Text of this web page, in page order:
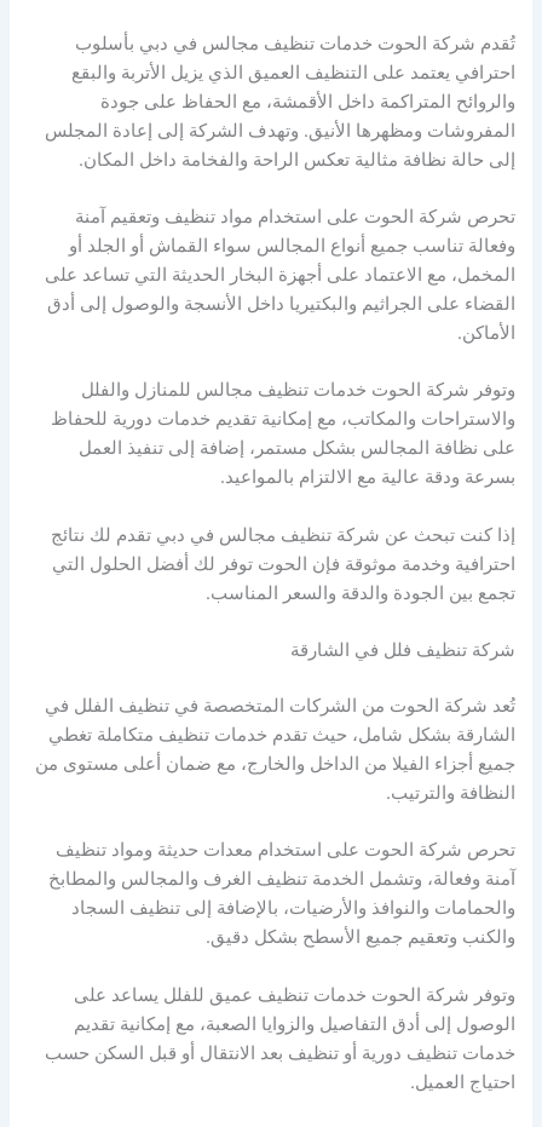
تُقدم شركة الحوت خدمات تنظيف مجالس في دبي بأسلوب
احترافي يعتمد على التنظيف العميق الذي يزيل الأتربة والبقع
والروائح المتراكمة داخل الأقمشة، مع الحفاظ على جودة
المفروشات ومظهرها الأنيق. وتهدف الشركة إلى إعادة المجلس
إلى حالة نظافة مثالية تعكس الراحة والفخامة داخل المكان.
تحرص شركة الحوت على استخدام مواد تنظيف وتعقيم آمنة
وفعالة تناسب جميع أنواع المجالس سواء القماش أو الجلد أو
المخمل، مع الاعتماد على أجهزة البخار الحديثة التي تساعد على
القضاء على الجراثيم والبكتيريا داخل الأنسجة والوصول إلى أدق
الأماكن.
وتوفر شركة الحوت خدمات تنظيف مجالس للمنازل والفلل
والاستراحات والمكاتب، مع إمكانية تقديم خدمات دورية للحفاظ
على نظافة المجالس بشكل مستمر، إضافة إلى تنفيذ العمل
بسرعة ودقة عالية مع الالتزام بالمواعيد.
إذا كنت تبحث عن شركة تنظيف مجالس في دبي تقدم لك نتائج
احترافية وخدمة موثوقة فإن الحوت توفر لك أفضل الحلول التي
تجمع بين الجودة والدقة والسعر المناسب.
شركة تنظيف فلل في الشارقة
تُعد شركة الحوت من الشركات المتخصصة في تنظيف الفلل في
الشارقة بشكل شامل، حيث تقدم خدمات تنظيف متكاملة تغطي
جميع أجزاء الفيلا من الداخل والخارج، مع ضمان أعلى مستوى من
النظافة والترتيب.
تحرص شركة الحوت على استخدام معدات حديثة ومواد تنظيف
آمنة وفعالة، وتشمل الخدمة تنظيف الغرف والمجالس والمطابخ
والحمامات والنوافذ والأرضيات، بالإضافة إلى تنظيف السجاد
والكنب وتعقيم جميع الأسطح بشكل دقيق.
وتوفر شركة الحوت خدمات تنظيف عميق للفلل يساعد على
الوصول إلى أدق التفاصيل والزوايا الصعبة، مع إمكانية تقديم
خدمات تنظيف دورية أو تنظيف بعد الانتقال أو قبل السكن حسب
احتياج العميل.